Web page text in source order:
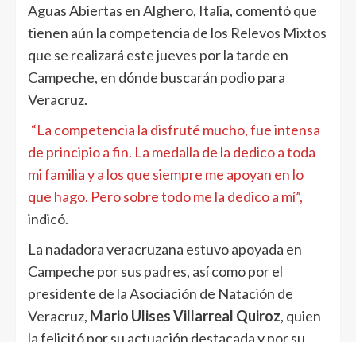
Aguas Abiertas en Alghero, Italia, comentó que
tienen aún la competencia de los Relevos Mixtos
que se realizará este jueves por la tarde en
Campeche, en dónde buscarán podio para
Veracruz.
“La competencia la disfruté mucho, fue intensa
de principio a fin. La medalla de la dedico a toda
mi familia y a los que siempre me apoyan en lo
que hago. Pero sobre todo me la dedico a mí”,
indicó.
La nadadora veracruzana estuvo apoyada en
Campeche por sus padres, así como por el
presidente de la Asociación de Natación de
Veracruz, Mario Ulises Villarreal Quiroz, quien
la felicitó por su actuación destacada y por su